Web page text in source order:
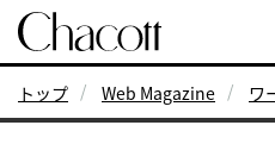
トップ Web Magazine ワ